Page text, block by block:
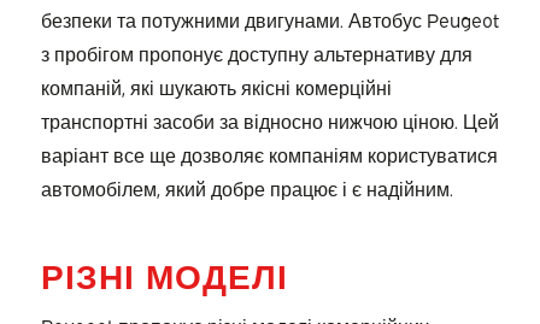
безпеки та потужними двигунами. Автобус Peugeot
з пробігом пропонує доступну альтернативу для
компаній, які шукають якісні комерційні
транспортні засоби за відносно нижчою ціною. Цей
варіант все ще дозволяє компаніям користуватися
автомобілем, який добре працює і є надійним.
РІЗНІ МОДЕЛІ